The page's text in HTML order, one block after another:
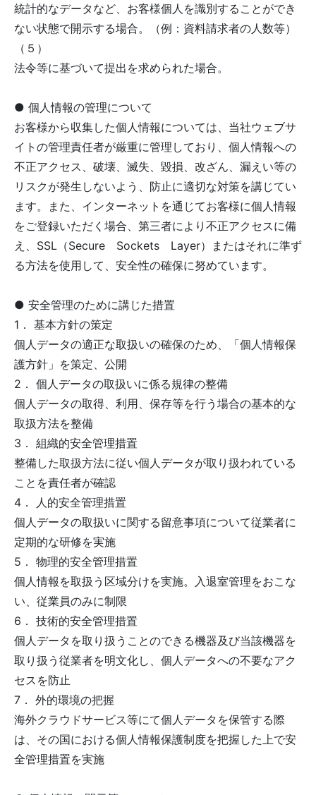
統計的なデータなど、お客様個人を識別することができ
ない状態で開示する場合。（例：資料請求者の人数等）
（５）
法令等に基づいて提出を求められた場合。
● 個人情報の管理について
お客様から収集した個人情報については、当社ウェブサ
イトの管理責任者が厳重に管理しており、個人情報への
不正アクセス、破壊、滅失、毀損、改ざん、漏えい等の
リスクが発生しないよう、防止に適切な対策を講じてい
ます。また、インターネットを通じてお客様に個人情報
をご登録いただく場合、第三者により不正アクセスに備
え、SSL（Secure Sockets Layer）またはそれに準ず
る方法を使用して、安全性の確保に努めています。
● 安全管理のために講じた措置
1． 基本方針の策定
個人データの適正な取扱いの確保のため、「個人情報保
護方針」を策定、公開
2． 個人データの取扱いに係る規律の整備
個人データの取得、利用、保存等を行う場合の基本的な
取扱方法を整備
3． 組織的安全管理措置
整備した取扱方法に従い個人データが取り扱われている
ことを責任者が確認
4． 人的安全管理措置
個人データの取扱いに関する留意事項について従業者に
定期的な研修を実施
5． 物理的安全管理措置
個人情報を取扱う区域分けを実施。入退室管理をおこな
い、従業員のみに制限
6． 技術的安全管理措置
個人データを取り扱うことのできる機器及び当該機器を
取り扱う従業者を明文化し、個人データへの不要なアク
セスを防止
7． 外的環境の把握
海外クラウドサービス等にて個人データを保管する際
は、その国における個人情報保護制度を把握した上で安
全管理措置を実施